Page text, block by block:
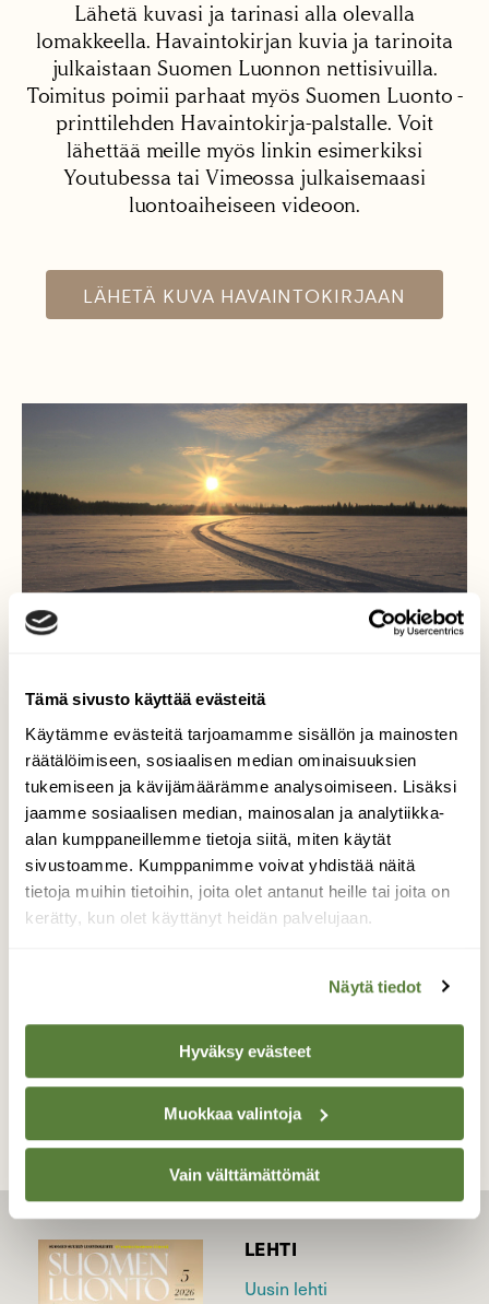
Tämä sivusto käyttää evästeitä
Käytämme evästeitä tarjoamamme sisällön ja mainosten
räätälöimiseen, sosiaalisen median ominaisuuksien
tukemiseen ja kävijämäärämme analysoimiseen. Lisäksi
jaamme sosiaalisen median, mainosalan ja analytiikka-
alan kumppaneillemme tietoja siitä, miten käytät
sivustoamme. Kumppanimme voivat yhdistää näitä
tietoja muihin tietoihin, joita olet antanut heille tai joita on
kerätty, kun olet käyttänyt heidän palvelujaan.
Näytä tiedot
Hyväksy evästeet
Muokkaa valintoja
Vain välttämättömät
Lähetä kuvasi ja tarinasi alla olevalla
lomakkeella. Havaintokirjan kuvia ja tarinoita
julkaistaan Suomen Luonnon nettisivuilla.
Toimitus poimii parhaat myös Suomen Luonto -
printtilehden Havaintokirja-palstalle. Voit
lähettää meille myös linkin esimerkiksi
Youtubessa tai Vimeossa julkaisemaasi
luontoaiheiseen videoon.
LÄHETÄ KUVA HAVAINTOKIRJAAN
Jäätie
Pakkaset saivat järven jään sen verran
paksuksi. että voitiin avata turvallinen jäätie
tänäkin talvena.
TAKAISIN LISTAAN
LEHTI
Uusin lehti